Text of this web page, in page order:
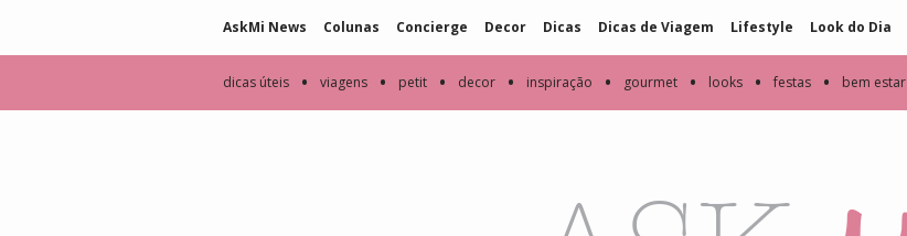
AskMi News Colunas Concierge Decor Dicas Dicas de Viagem Lifestyle Look do Dia
dicas úteis • viagens • petit • decor • inspiração • gourmet • looks • festas • bem estar